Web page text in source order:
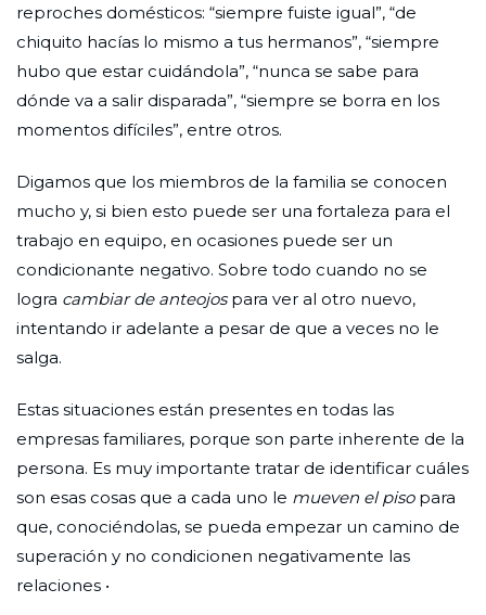
reproches domésticos: “siempre fuiste igual”, “de
chiquito hacías lo mismo a tus hermanos”, “siempre
hubo que estar cuidándola”, “nunca se sabe para
dónde va a salir disparada”, “siempre se borra en los
momentos difíciles”, entre otros.
Digamos que los miembros de la familia se conocen
mucho y, si bien esto puede ser una fortaleza para el
trabajo en equipo, en ocasiones puede ser un
condicionante negativo. Sobre todo cuando no se
logra cambiar de anteojospara ver al otro nuevo,
intentando ir adelante a pesar de que a veces no le
salga.
Estas situaciones están presentes en todas las
empresas familiares, porque son parte inherente de la
persona. Es muy importante tratar de identificar cuáles
son esas cosas que a cada uno le mueven el pisopara
que, conociéndolas, se pueda empezar un camino de
superación y no condicionen negativamente las
relaciones •